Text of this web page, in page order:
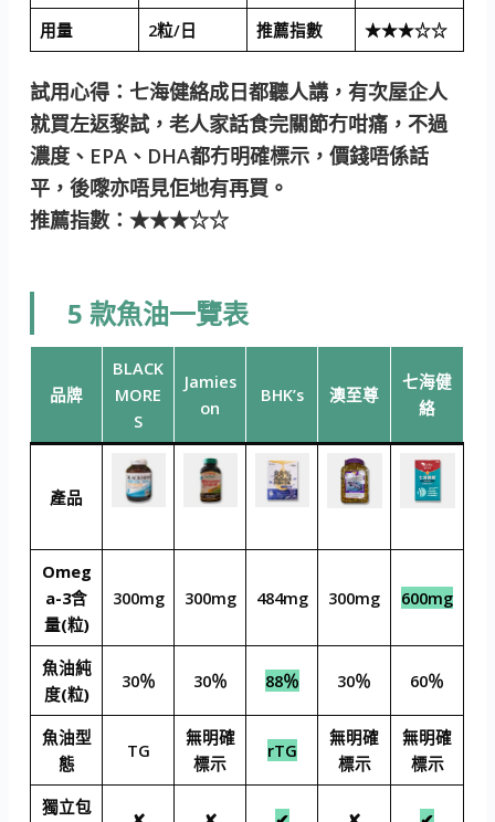
用量
2粒/日 推薦指數 ★★★☆☆
試用心得：七海健絡成日都聽人講，有次屋企人
就買左返黎試，老人家話食完關節冇咁痛，不過
濃度、EPA、DHA都冇明確標示，價錢唔係話
平，後嚟亦唔見佢地有再買。
推薦指數：★★★☆☆
5 款魚油一覽表
品牌
BLACK
MORE
S
Jamies
on
BHK’s 澳至尊
七海健
絡
產品
Omeg
a-3含
量(粒)
300mg 300mg 484mg 300mg 600mg
魚油純
度(粒)
30％ 30％ 88％ 30％ 60％
魚油型
態
TG
無明確
標示
rTG
無明確
標示
無明確
標示
獨立包